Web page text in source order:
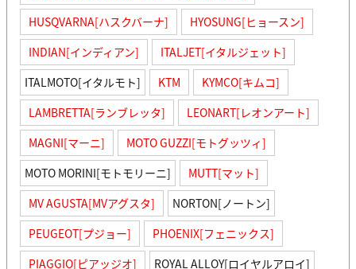
HUSQVARNA[ハスクバーナ]
HYOSUNG[ヒョースン]
INDIAN[インディアン]
ITALJET[イタルジェット]
ITALMOTO[イタルモト]
KTM
KYMCO[キムコ]
LAMBRETTA[ランブレッタ]
LEONART[レオンアート]
MAGNI[マーニ]
MOTO GUZZI[モトグッツィ]
MOTO MORINI[モトモリーニ]
MUTT[マット]
MV AGUSTA[MVアグスタ]
NORTON[ノートン]
PEUGEOT[プジョー]
PHOENIX[フェニックス]
PIAGGIO[ピアッジオ]
ROYAL ALLOY[ロイヤルアロイ]